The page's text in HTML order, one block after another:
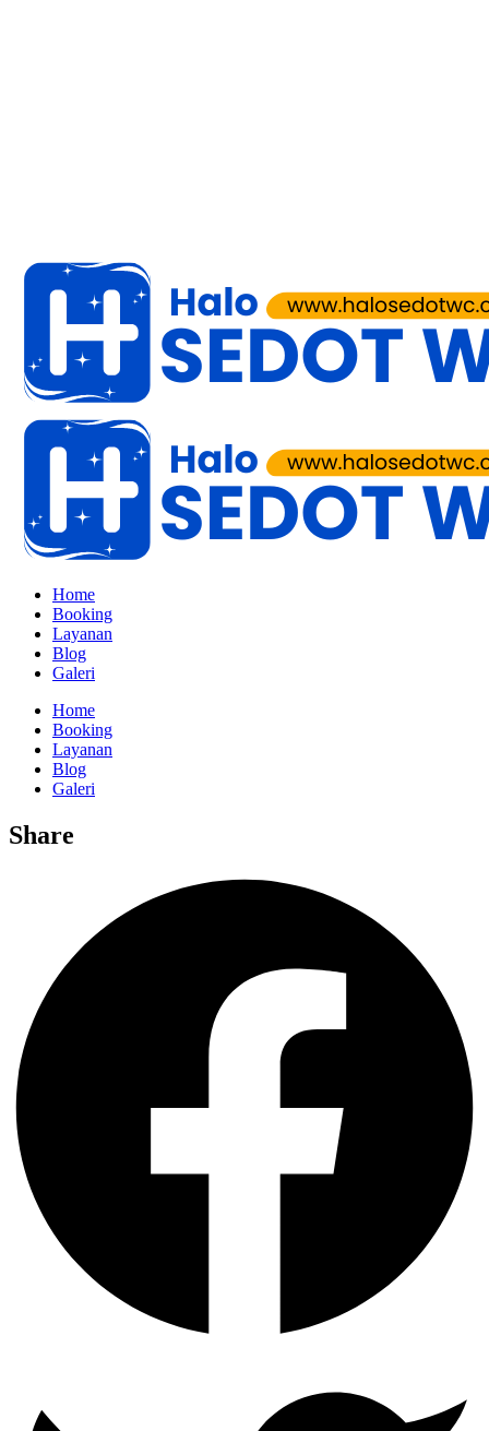
Home
Booking
Layanan
Blog
Galeri
Home
Booking
Layanan
Blog
Galeri
Share